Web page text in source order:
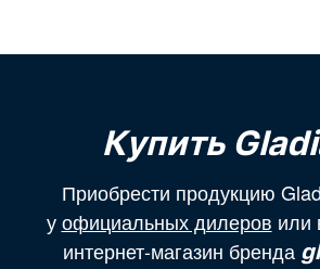
Купить
Приобрести продукцию
уофициальных дилеров или
интернет-магазин бренда